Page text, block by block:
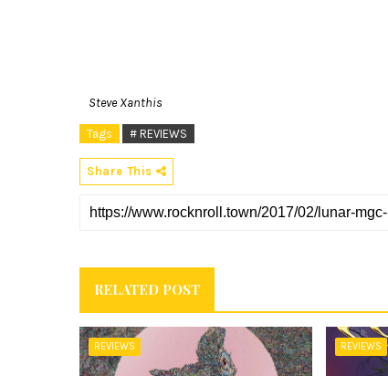
Steve Xanthis
Tags # REVIEWS
Share This
RELATED POST
REVIEWS REVIEWS